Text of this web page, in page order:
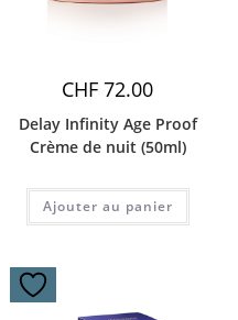
CHF 72.00
Delay Infinity Age Proof
Crème de nuit (50ml)
Ajouter au panier